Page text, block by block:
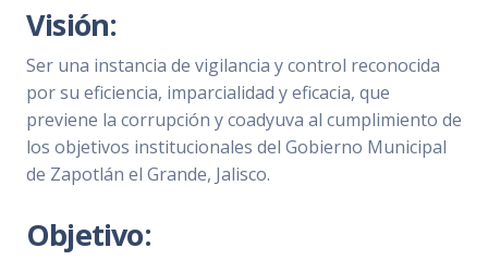
Visión:
Ser una instancia de vigilancia y control reconocida
por su eficiencia, imparcialidad y eficacia, que
previene la corrupción y coadyuva al cumplimiento de
los objetivos institucionales del Gobierno Municipal
de Zapotlán el Grande, Jalisco.
Objetivo: